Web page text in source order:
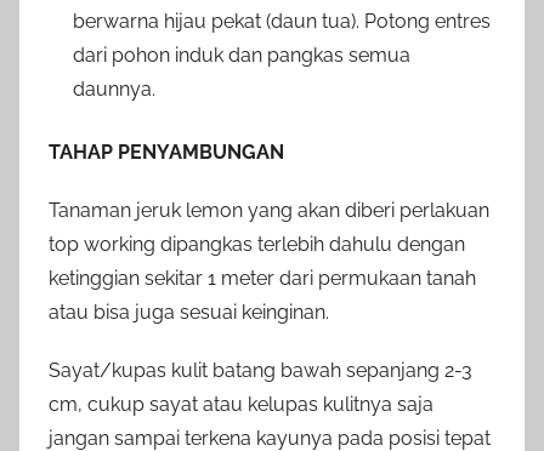
berwarna hijau pekat (daun tua). Potong entres
dari pohon induk dan pangkas semua
daunnya.
TAHAP PENYAMBUNGAN
Tanaman jeruk lemon yang akan diberi perlakuan
top working dipangkas terlebih dahulu dengan
ketinggian sekitar 1 meter dari permukaan tanah
atau bisa juga sesuai keinginan.
Sayat/kupas kulit batang bawah sepanjang 2-3
cm, cukup sayat atau kelupas kulitnya saja
jangan sampai terkena kayunya pada posisi tepat